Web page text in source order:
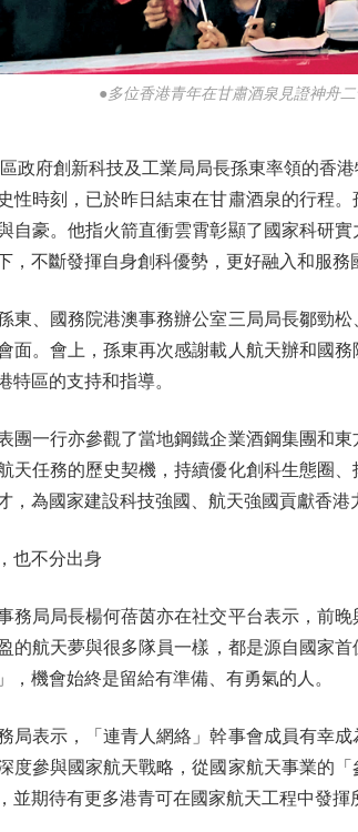
●多位香港青年在甘肅酒泉見證神舟
府創新科技及工業局局長孫東率領的香港
性時刻，已於昨日結束在甘肅酒泉的行程
自豪。他指火箭直衝雲霄彰顯了國家科研
，不斷發揮自身創科優勢，更好融入和服務
、國務院港澳事務辦公室三局局長鄒勁松
面。會上，孫東再次感謝載人航天辦和國
特區的支持和指導。
一行亦參觀了當地鋼鐵企業酒鋼集團和東
天任務的歷史契機，持續優化創科生態圈
，為國家建設科技強國、航天強國貢獻香港
不分出身
局局長楊何蓓茵亦在社交平台表示，前晚
的航天夢與很多隊員一樣，都是源自國家
，機會始終是留給有準備、有勇氣的人。
表示，「連青人網絡」幹事會成員有幸成
度參與國家航天戰略，從國家航天事業的
並期待有更多港青可在國家航天工程中發揮